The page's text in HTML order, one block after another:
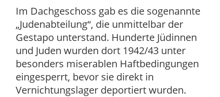
Im Dachgeschoss gab es die sogenannte
„Judenabteilung“, die unmittelbar der
Gestapo unterstand. Hunderte Jüdinnen
und Juden wurden dort 1942/43 unter
besonders miserablen Haftbedingungen
eingesperrt, bevor sie direkt in
Vernichtungslager deportiert wurden.